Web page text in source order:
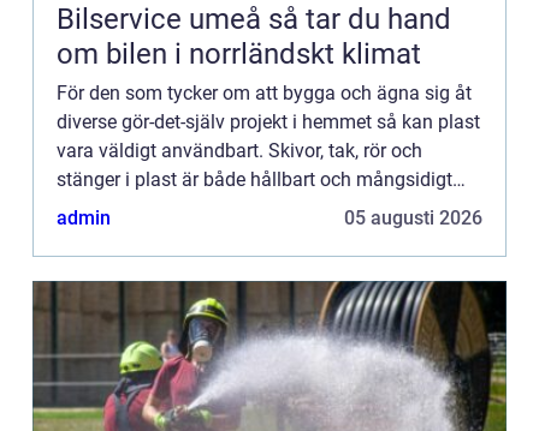
Bilservice umeå så tar du hand
om bilen i norrländskt klimat
För den som tycker om att bygga och ägna sig åt
diverse gör-det-själv projekt i hemmet så kan plast
vara väldigt användbart. Skivor, tak, rör och
stänger i plast är både hållbart och mångsidigt
vilket gör att det kan passa till de allra flesta
admin 05 augusti 2026